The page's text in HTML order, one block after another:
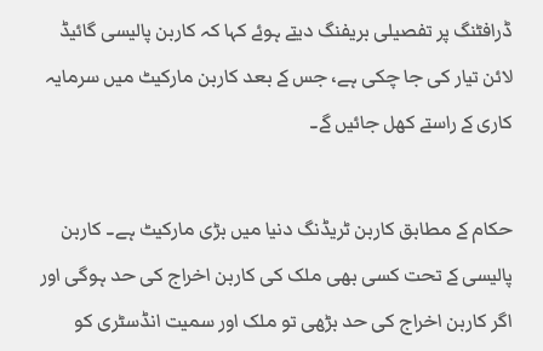
ڈرافٹنگ پر تفصیلی بریفنگ دیتے ہوئے کہا کہ کاربن پالیسی گائیڈ
لائن تیار کی جا چکی ہے، جس کے بعد کاربن مارکیٹ میں سرمایہ
کاری کے راستے کھل جائیں گے۔
حکام کے مطابق کاربن ٹریڈنگ دنیا میں بڑی مارکیٹ ہے۔ کاربن
پالیسی کے تحت کسی بھی ملک کی کاربن اخراج کی حد ہوگی اور
اگر کاربن اخراج کی حد بڑھی تو ملک اور سمیت انڈسٹری کو